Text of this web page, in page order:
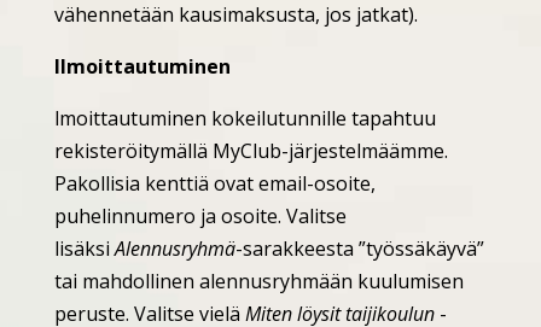
vähennetään kausimaksusta, jos jatkat).
Ilmoittautuminen
lmoittautuminen kokeilutunnille tapahtuu
rekisteröitymällä MyClub-järjestelmäämme.
Pakollisia kenttiä ovat email-osoite,
puhelinnumero ja osoite. Valitse
lisäksiAlennusryhmä-sarakkeesta ”työssäkäyvä”
tai mahdollinen alennusryhmään kuulumisen
peruste. Valitse vielä Miten löysit taijikoulun-